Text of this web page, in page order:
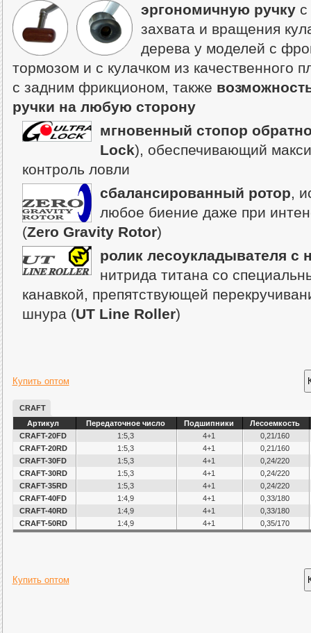
эргономичную ручкус
захвата и вращения
дерева у моделей с
тормозом и с кулачком из качественного
с задним фрикционом, также
ручки на любую сторону
мгновенный стопор
Lock), обеспечивающий
контроль ловли
сбалансированный ротор,
любое биение даже при
(Zero Gravity Rotor)
ролик лесоукладывателя с
нитрида титана со
канавкой, препятствующей
шнура (UT Line Roller)
Купить оптом
CRAFT
Артикул
Передаточное число Подшипники
Лесоемкость
CRAFT-20FD
1:5,3 4+1
0,21/160
CRAFT-20RD
1:5,3 4+1
0,21/160
CRAFT-30FD
1:5,3 4+1
0,24/220
CRAFT-30RD
1:5,3 4+1
0,24/220
CRAFT-35RD
1:5,3 4+1
0,24/220
CRAFT-40FD
1:4,9 4+1
0,33/180
CRAFT-40RD
1:4,9 4+1
0,33/180
CRAFT-50RD
1:4,9 4+1 0,35/170
Купить оптом